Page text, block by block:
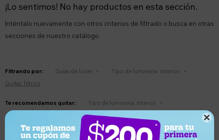

¡Lo sentimos! No hay productos en esta sección.
Inténtalo nuevamente con otros criterios de filtrado o busca en otras
secciones de nuestro catálogo.
Filtrando por: Guías de luces Tipo de luminaria: Interior
Quitar filtros
Te recomendamos quitar: Tipo de luminaria: Interior